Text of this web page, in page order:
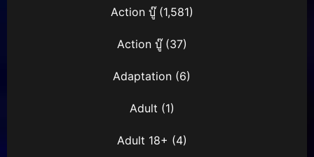
Action บู๊(1,581)
Action บู๊(37)
Adaptation (6)
Adult (1)
Adult 18+ (4)